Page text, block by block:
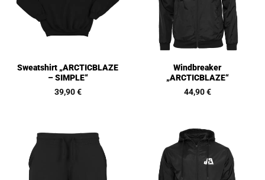
Sweatshirt „ARCTICBLAZE
– SIMPLE“
39,90€
Windbreaker
„ARCTICBLAZE“
44,90€